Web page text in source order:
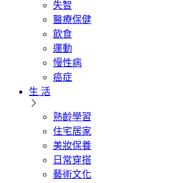
失智
醫療保健
飲食
運動
慢性病
癌症
生 活
熟齡學習
住宅居家
美妝保養
日常穿搭
藝術文化